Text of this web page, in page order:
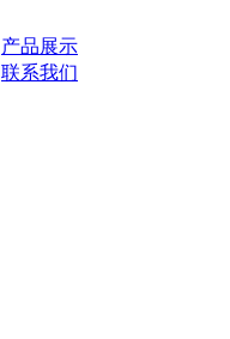
产品展示
联系我们